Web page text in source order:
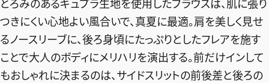
とろみのあるキュプラ生地を使用したブラウスは、肌に張り
つきにくい心地よい風合いで、真夏に最適。肩を美しく見せ
るノースリーブに、後ろ身頃にたっぷりとしたフレアを施す
ことで大人のボディにメリハリを演出する。前だけインして
もおしゃれに決まるのは、サイドスリットの前後差と後ろの